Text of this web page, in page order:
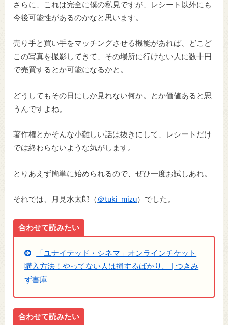
さらに、これは完全に僕の私見ですが、レシート以外にも
今後可能性があるのかなと思います。
売り手と買い手をマッチングさせる機能があれば、どこど
この写真を撮影してきて、その場所に行けない人に数十円
で売買するとか可能になるかと。
どうしてもその日にしか見れない何か。とか価値あると思
うんですよね。
著作権とかそんな小難しい話は抜きにして、レシートだけ
では終わらないような気がします。
とりあえず簡単に始められるので、ぜひ一度お試しあれ。
それでは、月見水太郎（ ＠tuki_mizu）でした。
合わせて読みたい
「ユナイテッド・シネマ」オンラインチケット
購入方法！やってない人は損するばかり。 | つきみ
ず書庫
合わせて読みたい